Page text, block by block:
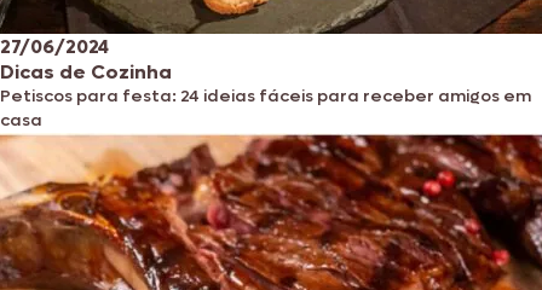
27/06/2024
Dicas de Cozinha
Petiscos para festa: 24 ideias fáceis para receber amigos em
casa